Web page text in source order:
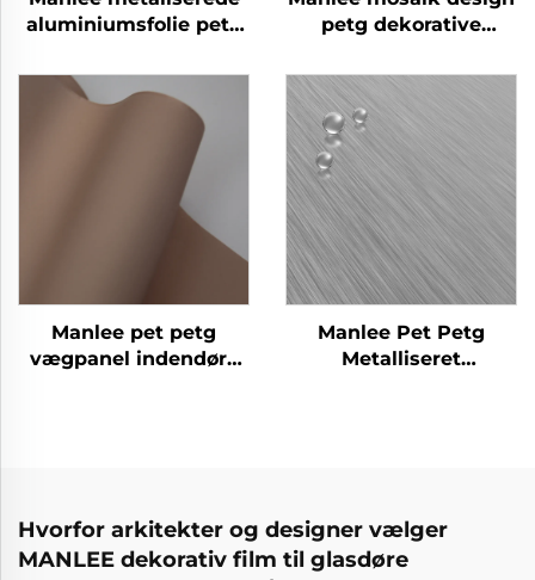
aluminiumsfolie petg
til hjemmekontor
hotel
petg dekorative
væggulv/plads
Manlee pet petg
vægpanel indendørs
Manlee Pet Petg
Metalliseret
Hvorfor arkitekter og designer vælger
MANLEE dekorativ film til glasdøre